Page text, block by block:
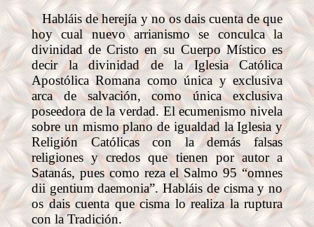
Habláis de herejía y no os dais cuenta de que
hoy cual nuevo arrianismo se conculca la
divinidad de Cristo en su Cuerpo Místico es
decir la divinidad de la Iglesia Católica
Apostólica Romana como única y exclusiva
arca de salvación, como única exclusiva
poseedora de la verdad. El ecumenismo nivela
sobre un mismo plano de igualdad la Iglesia y
Religión Católicas con la demás falsas
religiones y credos que tienen por autor a
Satanás, pues como reza el Salmo 95 “omnes
dii gentium daemonia”. Habláis de cisma y no
os dais cuenta que cisma lo realiza la ruptura
con la Tradición.